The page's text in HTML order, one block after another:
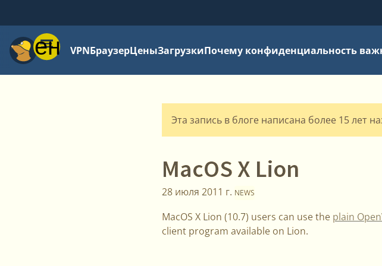
МенюVPNБраузерЦеныЗагрузкиПочему конфиденциальность
Эта запись в блоге написана более 15 лет
MacOS X Lion
28 июля 2011 г. NEWS
MacOS X Lion (10.7) users can use the plain
client program available on Lion.